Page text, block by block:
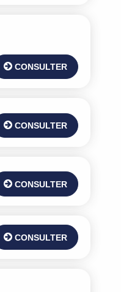
CONSULTER
CONSULTER
CONSULTER
CONSULTER